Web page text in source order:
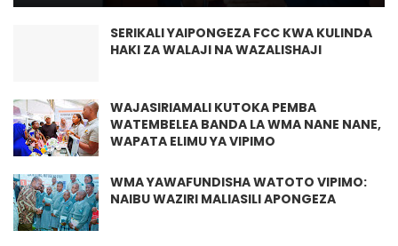
SERIKALI YAIPONGEZA FCC KWA KULINDA
HAKI ZA WALAJI NA WAZALISHAJI
WAJASIRIAMALI KUTOKA PEMBA
WATEMBELEA BANDA LA WMA NANE NANE,
WAPATA ELIMU YA VIPIMO
WMA YAWAFUNDISHA WATOTO VIPIMO:
NAIBU WAZIRI MALIASILI APONGEZA